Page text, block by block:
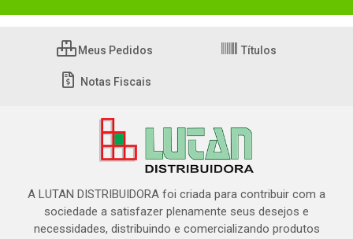
Meus Pedidos Títulos
Notas Fiscais
A LUTAN DISTRIBUIDORA foi criada para contribuir com a
sociedade a satisfazer plenamente seus desejos e
necessidades, distribuindo e comercializando produtos